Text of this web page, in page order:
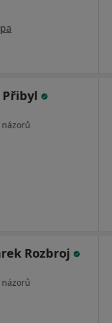
Přibyl
názorů
Rozbroj
názorů